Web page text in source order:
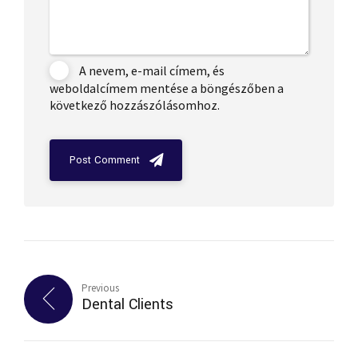
A nevem, e-mail címem, és
weboldalcímem mentése a böngészőben a
következő hozzászólásomhoz.
Post Comment
Previous
Dental Clients